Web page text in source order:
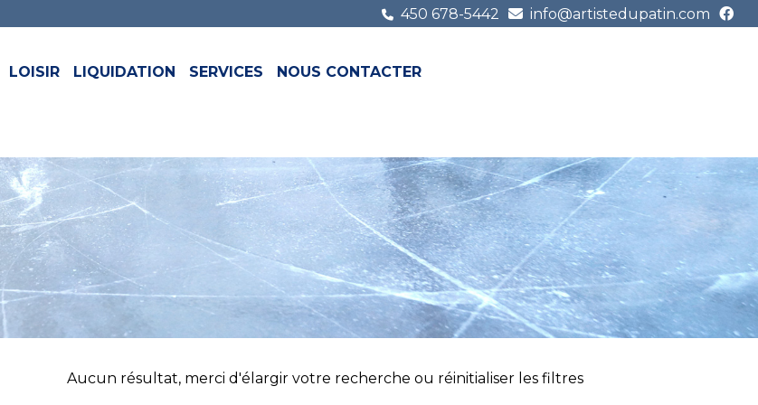
450 678-5442 info@artistedupatin.com
LOISIR LIQUIDATION SERVICES NOUS CONTACTER
Aucun résultat, merci d'élargir votre recherche ou réinitialiser les filtres